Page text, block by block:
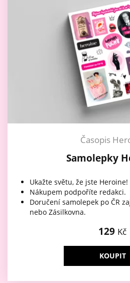
Časopis
Samolepky
Ukažte světu, že jste Heroine!
Nákupem podpoříte redakci.
Doručení samolepek po ČR
nebo Zásilkovna.
129 Kč
KOUPIT